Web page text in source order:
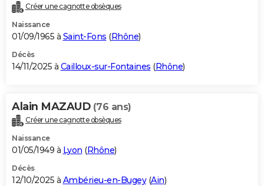
Créer une cagnotte obsèques
Naissance
01/09/1965 à Saint-Fons (Rhône)
Décès
14/11/2025 à Cailloux-sur-Fontaines (Rhône)
Alain MAZAUD (76 ans)
Créer une cagnotte obsèques
Naissance
01/05/1949 à Lyon (Rhône)
Décès
12/10/2025 à Ambérieu-en-Bugey(Ain)